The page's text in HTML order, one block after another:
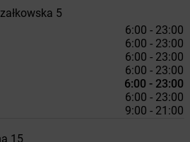
5
6:00 - 23:00
6:00 - 23:00
6:00 - 23:00
6:00 - 23:00
6:00 - 23:00
6:00 - 23:00
9:00 - 21:00
15